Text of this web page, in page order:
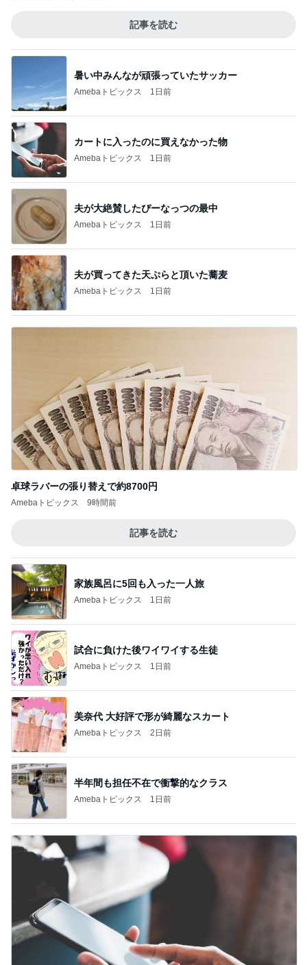
記事を読む
暑い中みんなが頑張っていたサッカー
Amebaトピックス 1日前
カートに入ったのに買えなかった物
Amebaトピックス 1日前
夫が大絶賛したぴーなっつの最中
Amebaトピックス 1日前
夫が買ってきた天ぷらと頂いた蕎麦
Amebaトピックス 1日前
卓球ラバーの張り替えで約8700円
Amebaトピックス 9時間前
記事を読む
家族風呂に5回も入った一人旅
Amebaトピックス 1日前
試合に負けた後ワイワイする生徒
Amebaトピックス 1日前
美奈代 大好評で形が綺麗なスカート
Amebaトピックス 2日前
半年間も担任不在で衝撃的なクラス
Amebaトピックス 1日前